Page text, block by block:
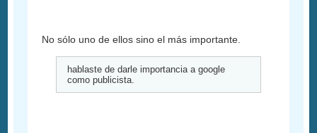
No sólo uno de ellos sino el más importante.
hablaste de darle importancia a google
como publicista.